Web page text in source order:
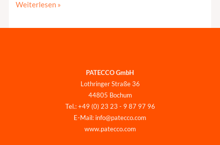
Weiterlesen »
PATECCO GmbH
Lothringer Straße 36
44805 Bochum
Tel.: +49 (0) 23 23 - 9 87 97 96
E-Mail: info@patecco.com
www.patecco.com